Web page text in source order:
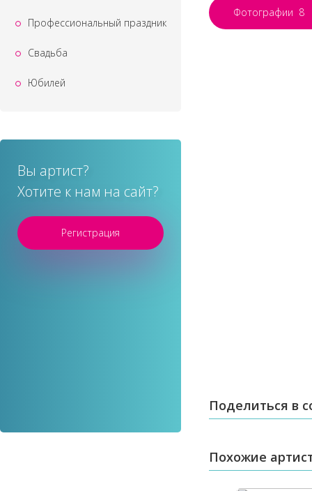
Профессиональный праздник
Свадьба
Юбилей
Вы артист?
Хотите к нам на сайт?
Регистрация
Фотографии 8
Поделиться в
Похожие